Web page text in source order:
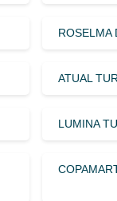
ROSELMA
ATUAL
LUMINA